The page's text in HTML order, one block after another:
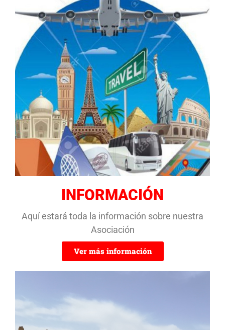
INFORMACIÓN
Aquí estará toda la información sobre nuestra
Asociación
Ver más información